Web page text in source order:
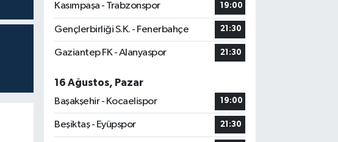
Kasımpaşa - Trabzonspor 19:00
Gençlerbirliği S.K. - Fenerbahçe 21:30
Gaziantep FK - Alanyaspor 21:30
16 Ağustos, Pazar
Başakşehir - Kocaelispor
19:00
Beşiktaş - Eyüpspor 21:30